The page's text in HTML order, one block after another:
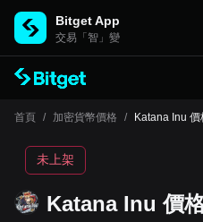
Bitget App
交易「智」變
首頁 / 加密貨幣價格 / Katana Inu 價
Katana Inu 價
未上架